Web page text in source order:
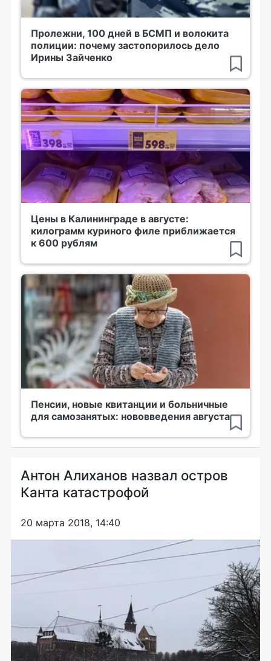
Пролежни, 100 дней в БСМП и волокита
полиции: почему застопорилось дело
Ирины Зайченко
Цены в Калининграде в августе:
килограмм куриного филе приближается
к 600 рублям
Пенсии, новые квитанции и больничные
для самозанятых: нововведения августа
Антон Алиханов назвал остров
Канта катастрофой
20 марта 2018, 14:40